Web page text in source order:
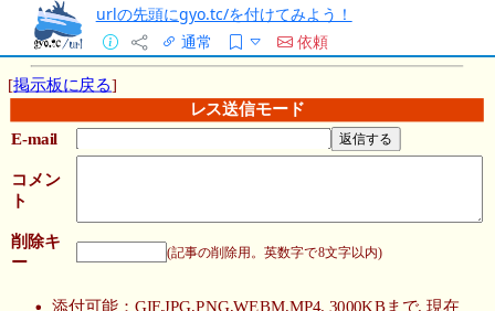
urlの先頭にgyo.tc/を付けてみよう！
通常
依頼